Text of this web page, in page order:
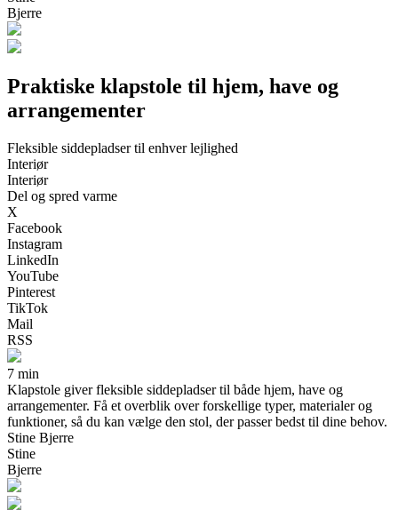
Bjerre
Praktiske klapstole til hjem, have og
arrangementer
Fleksible siddepladser til enhver lejlighed
Interiør
Interiør
Del og spred varme
X
Facebook
Instagram
LinkedIn
YouTube
Pinterest
TikTok
Mail
RSS
7 min
Klapstole giver fleksible siddepladser til både hjem, have og
arrangementer. Få et overblik over forskellige typer, materialer og
funktioner, så du kan vælge den stol, der passer bedst til dine behov.
Stine Bjerre
Stine
Bjerre